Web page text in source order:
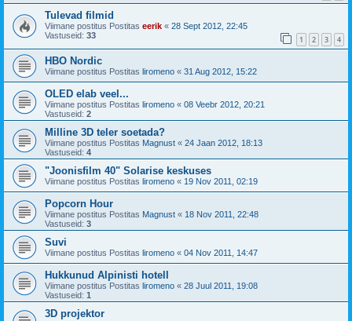
Tulevad filmid
Viimane postitus Postitas eerik « 28 Sept 2012, 22:45
Vastuseid: 33 1 2 3 4
HBO Nordic
Viimane postitus Postitas liromeno « 31 Aug 2012, 15:22
OLED elab veel...
Viimane postitus Postitas liromeno « 08 Veebr 2012, 20:21
Vastuseid: 2
Milline 3D teler soetada?
Viimane postitus Postitas Magnust « 24 Jaan 2012, 18:13
Vastuseid: 4
"Joonisfilm 40" Solarise keskuses
Viimane postitus Postitas liromeno « 19 Nov 2011, 02:19
Popcorn Hour
Viimane postitus Postitas Magnust « 18 Nov 2011, 22:48
Vastuseid: 3
Suvi
Viimane postitus Postitas liromeno « 04 Nov 2011, 14:47
Hukkunud Alpinisti hotell
Viimane postitus Postitas liromeno « 28 Juul 2011, 19:08
Vastuseid: 1
3D projektor